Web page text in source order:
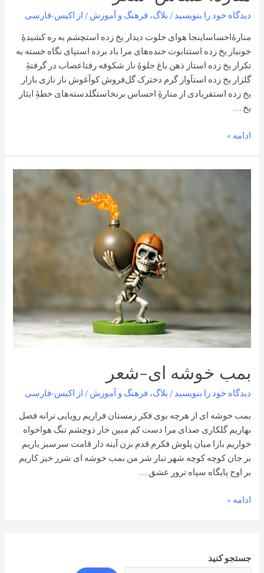
دیدگاه‌ خود را بنویسید / بلاگ، فرهنگ و آموزش / از اکیس-فارسی
منارۀاحساساینجا هوای خلوت ديدار يخ زده استچشم به ره کشیدۀِ
خونبار يخ زده استتابوت خنده‌های مرا باد برده استپای نگاه خسته به
تكرار يخ زده استاز ذهن باغ جلوۀِ ناز شكوفه رفتاعصاب در گرفتۀِ
گلزار يخ زده استآواز گرم دخترک گل‌فروش كوآغوش ناز نازی بازار
يخ زده استفريادی از منارۀِ احساس برنخاستگلدسته‌های خطۀِ ايثار
يخ …
منارۀاحساس-
ادامه »
بمب خوشه ای-شعر
دیدگاه‌ خود را بنویسید / بلاگ، فرهنگ و آموزش / از اکیس-فارسی
بمب خوشه ای از هرچه بوی فکر زمستان فراریم رویایی ترانه فصل
بهاریم گلکاری صدای مرا دست کم مبین خار دوچشم تنگ هواخواه
خواریم بازا میان پلوش فکرم قدم بزن آینه دار قامت سرسبز یاریم
بر جان کوچه کوچه شهر تبار شر من بمب خوشه ای شرر خیز کاریم
بر اوج پایگاه سپاه ترور عشق …
بمب
ادامه »
جستجو کنید